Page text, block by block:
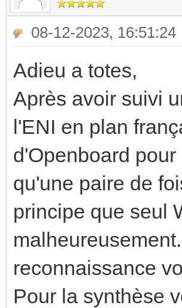
08-12-2023, 16:51:24
Adieu a totes,
Après avoir suivi
l'ENI en plan
d'Openboard
qu'une paire de
principe que seul
reconnaissance
Pour la synthèse